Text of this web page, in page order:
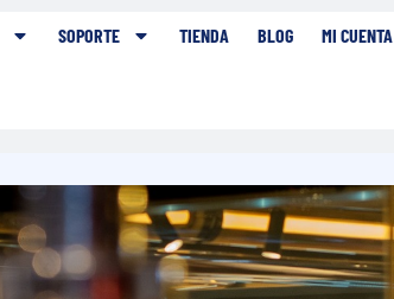
SOPORTE TIENDA BLOG
MI CUENTA